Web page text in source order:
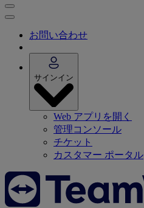
お問い合わせ
サインイン
Web アプリを開く
管理コンソール
チケット
カスタマー ポータル